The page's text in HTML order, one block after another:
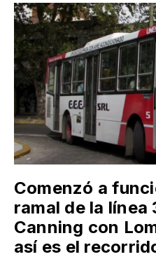
Comenzó a
ramal de la línea
Canning con
así es el